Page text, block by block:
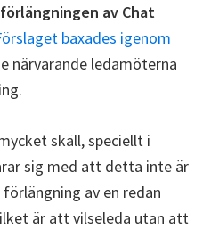
förlängningen av Chat
baxades igenom
närvarande ledamöterna
skäll, speciellt i
sig med att detta inte är
av en redan
är att vilseleda utan att